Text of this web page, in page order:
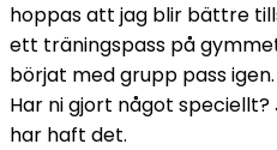
hoppas att jag blir bättre
ett träningspass på
börjat med grupp pass
Har ni gjort något
har haft det.